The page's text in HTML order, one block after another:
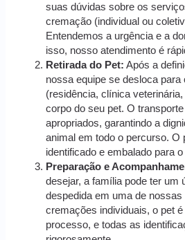
suas dúvidas sobre os
cremação (individual ou
Entendemos a urgência e a
isso, nosso atendimento é
Retirada do Pet: Após a
nossa equipe se desloca para
(residência, clínica
corpo do seu pet. O
apropriados, garantindo a
animal em todo o percurso. O
identificado e embalado para
Preparação e
desejar, a família pode ter um
despedida em uma de
cremações individuais, o pet
processo, e todas as